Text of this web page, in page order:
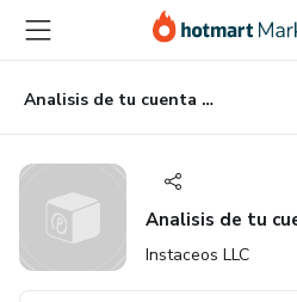
principal
página
de
página
Analisis de tu cuenta de IG
Analisis de tu
Instaceos LLC